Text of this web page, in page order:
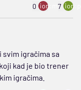
0 ion:minus
7
svim igračima sa
kad je bio trener
igračima.